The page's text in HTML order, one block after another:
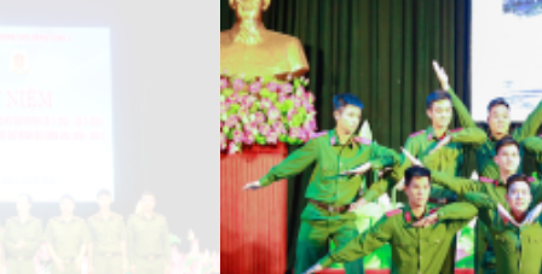
Các sự kiện tiêu biểu của Tuổi trẻ Nhà trường năm học 2023-2024
Hoạt động thực tế chính trị của cán bộ, học viên tại Hoà Bình
Hội thi tìm hiểu, sáng kiến về phòng, chống tác hại của thuốc lá
trong tuổi trẻ Trường Cao đẳng Cảnh sát nhân dân I
Tuổi trẻ Trường Cao đẳng CSND I tích cực triển khai đề án 06 của
Chính phủ